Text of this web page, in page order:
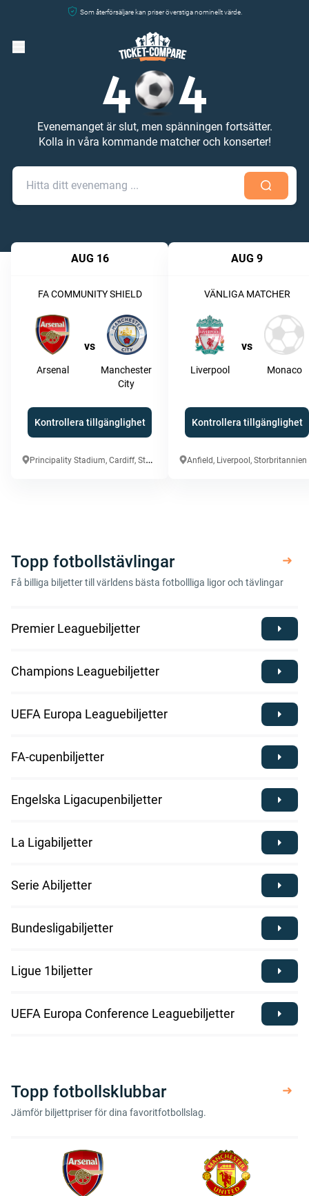
Som återförsäljare kan priser överstiga nominellt värde.
Evenemanget är slut, men spänningen fortsätter.
Kolla in våra kommande matcher och konserter!
AUG 16
FA COMMUNITY SHIELD
vs
Arsenal
Manchester
City
Kontrollera tillgänglighet
P
rincipality Stadium, Cardiff, Storbritannien
AUG 9
VÄNLIGA MATCHER
vs
Liverpool Monaco
Kontrollera tillgänglighet
Anfield, Liverpool, Storbritannien
Topp fotbollstävlingar
Få billiga biljetter till världens bästa fotbollliga ligor och tävlingar
Premier Leaguebiljetter
Champions Leaguebiljetter
UEFA Europa Leaguebiljetter
FA-cupenbiljetter
Engelska Ligacupenbiljetter
La Ligabiljetter
Serie Abiljetter
Bundesligabiljetter
Ligue 1biljetter
UEFA Europa Conference Leaguebiljetter
Topp fotbollsklubbar
Jämför biljettpriser för dina favoritfotbollslag.